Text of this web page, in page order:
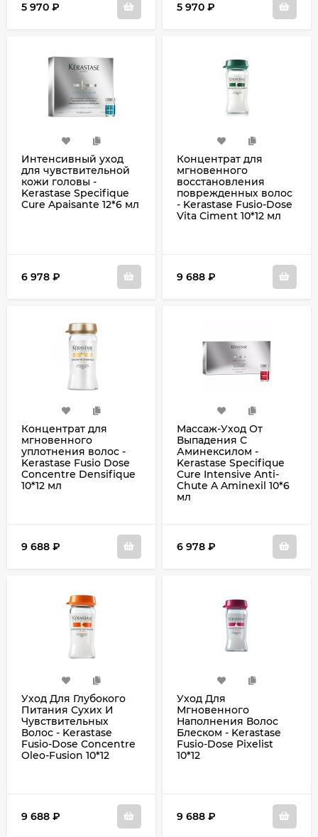
5 970 ₽ 5 970 ₽
Интенсивный уход
для чувствительной
кожи головы -
Kerastase Specifique
Cure Apaisante 12*6 мл
6 978 ₽
Концентрат для
мгновенного
восстановления
поврежденных волос
- Kerastase Fusio-Dose
Vita Ciment 10*12 мл
9 688 ₽
Концентрат для
мгновенного
уплотнения волос -
Kerastase Fusio Dose
Concentre Densifique
10*12 мл
9 688 ₽
Массаж-Уход От
Выпадения С
Аминексилом -
Kerastase Specifique
Cure Intensive Anti-
Chute A Aminexil 10*6
мл
6 978 ₽
Уход Для Глубокого
Питания Сухих И
Чувствительных
Волос - Kerastase
Fusio-Dose Concentre
Oleo-Fusion 10*12
9 688 ₽
Уход Для
Мгновенного
Наполнения Волос
Блеском - Kerastase
Fusio-Dose Pixelist
10*12
9 688 ₽